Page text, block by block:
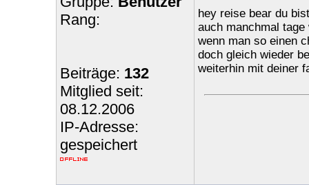
Rang:
Beiträge: 132
Mitglied seit:
08.12.2006
IP-Adresse:
gespeichert
hey reise bear du
auch manchmal
wenn man so einen
doch gleich wieder
weiterhin mit deiner